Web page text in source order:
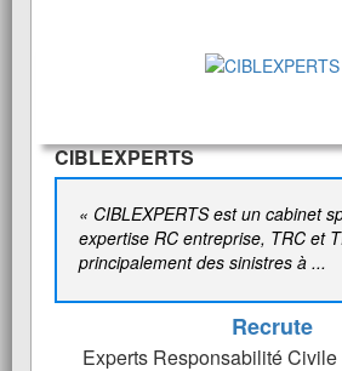
CIBLEXPERTS
« CIBLEXPERTS est un cabinet
expertise RC entreprise, TRC et
principalement des sinistres à ...
Recrute
Experts Responsabilité Civile